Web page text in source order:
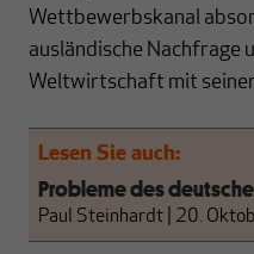
Wettbewerbskanal
ausländische Nachfrage
Weltwirtschaft mit
Lesen Sie auch:
Probleme des
Paul Steinhardt 20.